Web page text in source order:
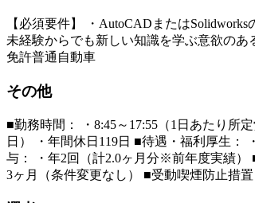
【必須要件】 ・AutoCADまたは
未経験からでも新しい知識を学ぶ意欲のあ
免許普通自動車
その他
■勤務時間： ・8:45～17:55（1日あたり所
日） ・年間休日119日 ■待遇・福利厚生：
与： ・年2回（計2.0ヶ月分※前年度実績）
3ヶ月（条件変更なし） ■受動喫煙防止措